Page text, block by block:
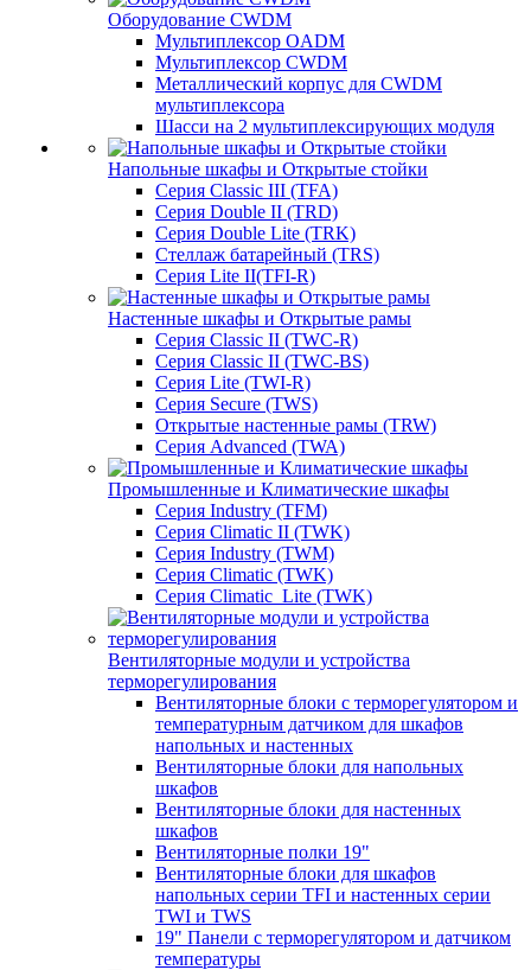
Оборудование CWDM
Мультиплекcор OADM
Мультиплексор CWDM
Металлический корпус для CWDM
мультиплексора
Шасси на 2 мультиплексирующих модуля
Напольные шкафы и Открытые стойки
Серия Classic III (TFA)
Серия Double II (TRD)
Серия Double Lite (TRK)
Стеллаж батарейный (TRS)
Серия Lite II(TFI-R)
Настенные шкафы и Открытые рамы
Серия Classic II (TWC-R)
Серия Classic II (TWC-BS)
Серия Lite (TWI-R)
Серия Secure (TWS)
Открытые настенные рамы (TRW)
Серия Advanced (TWA)
Промышленные и Климатические шкафы
Серия Industry (TFM)
Серия Climatic II (TWK)
Серия Industry (TWM)
Серия Climatic (TWK)
Серия Climatic_Lite (TWK)
Вентиляторные модули и устройства
терморегулирования
Вентиляторные блоки с терморегулятором и
температурным датчиком для шкафов
напольных и настенных
Вентиляторные блоки для напольных
шкафов
Вентиляторные блоки для настенных
шкафов
Вентиляторные полки 19"
Вентиляторные блоки для шкафов
напольных серии TFI и настенных серии
TWI и TWS
19" Панели с терморегулятором и датчиком
температуры